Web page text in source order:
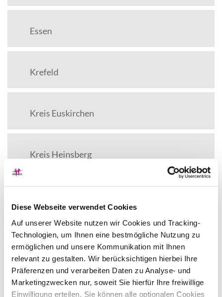
Diese Webseite verwendet Cookies
Auf unserer Website nutzen wir Cookies und Tracking-
Technologien, um Ihnen eine bestmögliche Nutzung zu
ermöglichen und unsere Kommunikation mit Ihnen
relevant zu gestalten. Wir berücksichtigen hierbei Ihre
Präferenzen und verarbeiten Daten zu Analyse- und
Marketingzwecken nur, soweit Sie hierfür Ihre freiwillige
Einwilligung erteilen. Sie können alle optionalen Cookies
Essen
Krefeld
Kreis Euskirchen
Kreis Heinsberg
Stadt Mettmann
Leverkusen
Hephata Leben und